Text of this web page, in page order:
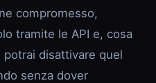
compromesso,
tramite le API e, cosa
disattivare quel
senza dover